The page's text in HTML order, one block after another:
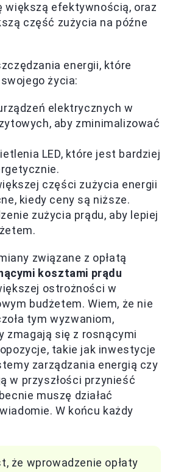
większą efektywnością, oraz
część zużycia na późne
energii, które
życia:
elektrycznych w
aby zminimalizować
LED, które jest bardziej
części zużycia energii
kiedy ceny są niższe.
zużycia prądu, aby lepiej
związane z opłatą
kosztami prądu
ostrożności w
budżetem. Wiem, że nie
tym wyzwaniom,
zmagają się z rosnącymi
takie jak inwestycje
zarządzania energią czy
w przyszłości przynieść
muszę działać
W końcu każdy
że wprowadzenie opłaty